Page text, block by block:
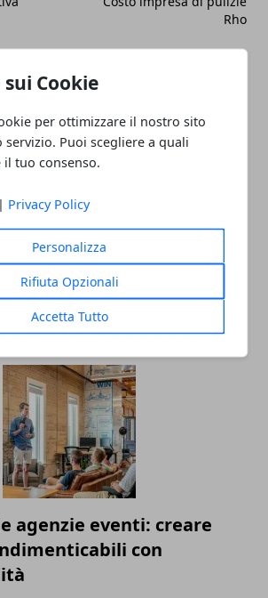
sui Cookie
per ottimizzare il nostro sito
servizio. Puoi scegliere a quali
tuo consenso.
| Privacy Policy
Personalizza
Rifiuta Opzionali
Accetta Tutto
Rho
Redazione
agenzie eventi: creare
con